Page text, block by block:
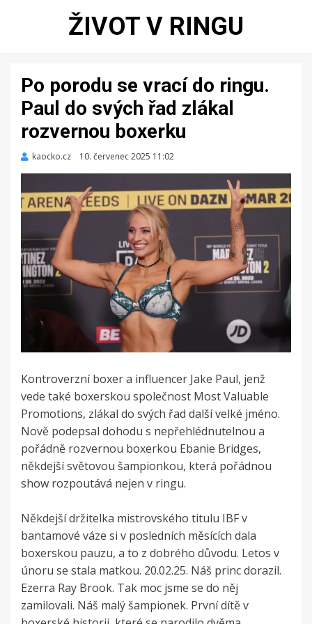
ŽIVOT V RINGU
Po porodu se vrací do ringu.
Paul do svých řad zlákal
rozvernou boxerku
kaocko.cz
Zveřejněno
10. červenec 2025 11:02
Kontroverzní boxer a influencer Jake Paul, jenž
vede také boxerskou společnost Most Valuable
Promotions, zlákal do svých řad další velké jméno.
Nově podepsal dohodu s nepřehlédnutelnou a
pořádně rozvernou boxerkou Ebanie Bridges,
někdejší světovou šampionkou, která pořádnou
show rozpoutává nejen v ringu.
Někdejší držitelka mistrovského titulu IBF v
bantamové váze si v posledních měsících dala
boxerskou pauzu, a to z dobrého důvodu. Letos v
únoru se stala matkou. 20.02.25. Náš princ dorazil.
Ezerra Ray Brook. Tak moc jsme se do něj
zamilovali. Náš malý šampionek. První dítě v